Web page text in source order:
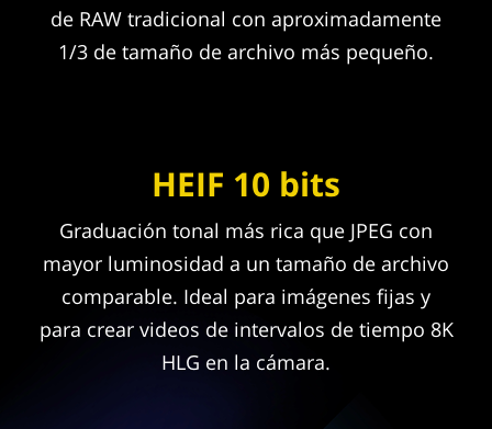
de RAW tradicional con aproximadamente
1/3 de tamaño de archivo más pequeño.
HEIF 10 bits
Graduación tonal más rica que JPEG con
mayor luminosidad a un tamaño de archivo
comparable. Ideal para imágenes fijas y
para crear videos de intervalos de tiempo 8K
HLG en la cámara.